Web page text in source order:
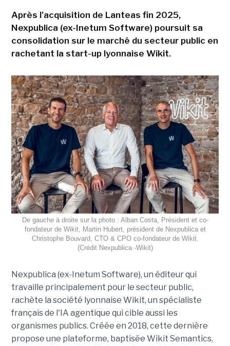
Après l'acquisition de Lanteas fin 2025,
Nexpublica (ex-Inetum Software) poursuit sa
consolidation sur le marché du secteur public en
rachetant la start-up lyonnaise Wikit.
De gauche à droite sur la photo : Alban Costa, Président et co-
fondateur de Wikit, Martin Hubert, président de Nexpublica et
Christophe Bouvard, CTO & CPO co-fondateur de Wikit.
(Crédit Nexpublica -Wikit)
Nexpublica (ex-Inetum Software), un éditeur qui
travaille principalement pour le secteur public,
rachète la société lyonnaise Wikit, un spécialiste
français de l'IA agentique qui cible aussi les
organismes publics. Créée en 2018, cette dernière
propose une plateforme, baptisée Wikit Semantics,